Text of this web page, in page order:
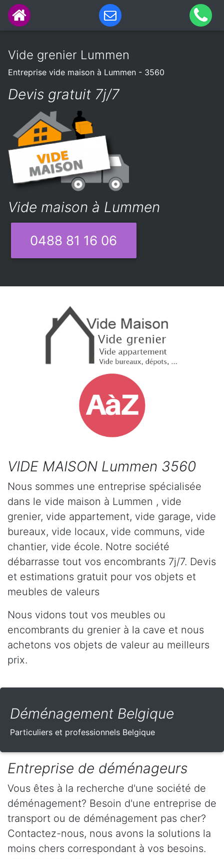
Vide grenier Lummen
Entreprise vide maison à Lummen - 3560
Devis gratuit 7j/7
Vide maison à Lummen
0488 81 16 06
VIDE MAISON Lummen 3560
Nous sommes une entreprise spécialisée
dans le vide maison à Lummen , vide
grenier, vide appartement, vide garage, vide
bureaux, vide locaux, vide communs, vide
chantier, vide école. Notre société
débarrasse tout vos encombrants 7j/7. Devis
et estimations gratuit pour vos objets et
meubles de valeurs
Nous vidons tout vos meubles ou
encombrants du grenier à la cave et nous
achetons vos objets de valeur au meilleurs
prix.
Déménagement Belgique
Particuliers et professionnels Belgique
Entreprise de déménageurs
Vous êtes à la recherche d'une société de
déménagement? Besoin d'une entreprise de
transport ou de déménagement pas cher?
Contactez-nous, nous avons la solutions la
moins chers correspondant à vos besoins.